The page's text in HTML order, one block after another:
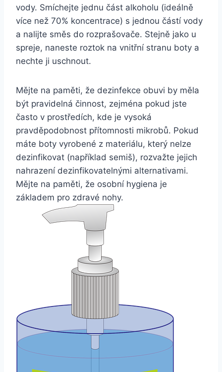
vody. Smíchejte ⁤jednu‌ část ⁤alkoholu (ideálně⁢
více než ⁤70% koncentrace) ‌s jednou částí vody
a⁢ nalijte směs do rozprašovače. Stejně jako u
‍spreje,⁢ naneste roztok na vnitřní stranu boty‍ a
nechte ji‌ uschnout.
Mějte na​ paměti,⁢ že ​dezinfekce⁤ obuvi by měla
být pravidelná‌ činnost, zejména⁣ pokud jste
často v prostředích,‍ kde je vysoká
pravděpodobnost přítomnosti mikrobů.⁤ Pokud
máte boty ⁢vyrobené z materiálu, ‌který nelze
dezinfikovat (například semiš), rozvažte jejich
nahrazení dezinfikovatelnými alternativami.
Mějte⁣ na paměti, že osobní⁣ hygiena je
základem pro zdravé nohy.